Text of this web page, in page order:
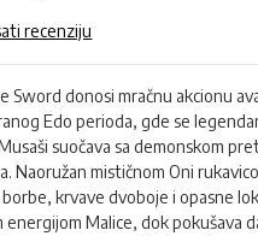
recenziju
Sword donosi mračnu akcionu
Edo perioda, gde se
suočava sa demonskom
Naoružan mističnom Oni
krvave dvoboje i opasne
Malice, dok pokušava